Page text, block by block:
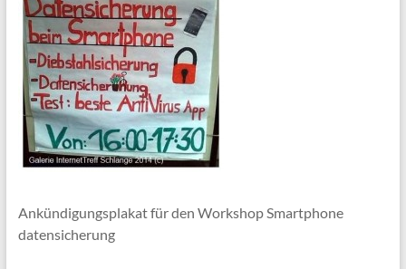
Ankündigungsplakat für den Workshop Smartphone
datensicherung